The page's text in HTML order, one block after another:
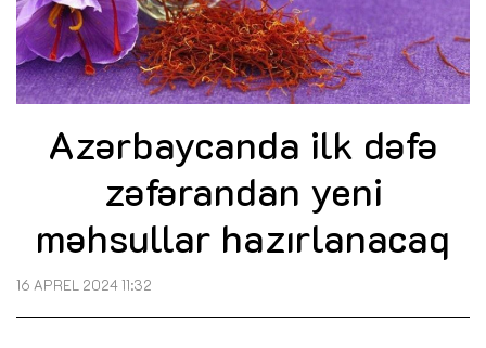
Azərbaycanda ilk dəfə
zəfərandan yeni
məhsullar hazırlanacaq
16 APREL 2024 11:32